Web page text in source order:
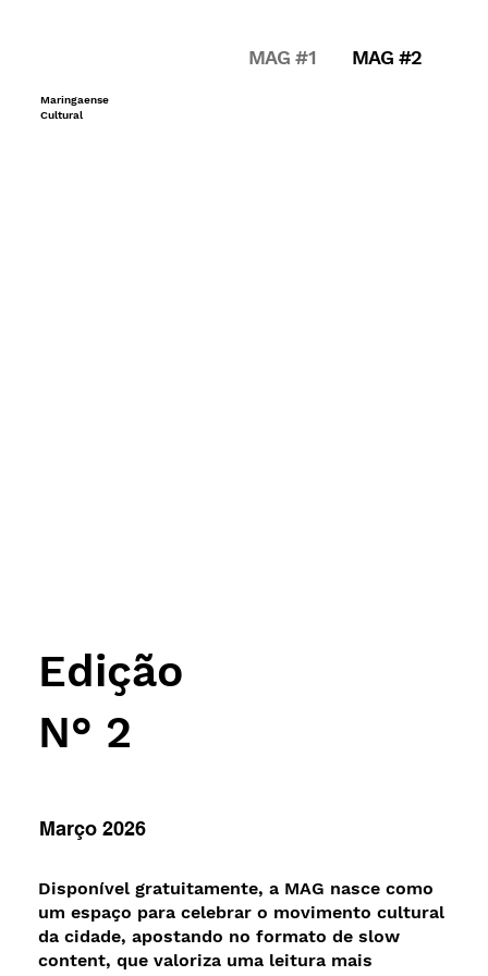
MAG #1 MAG #2
Maringaense
Cultural
Edição
N° 2
Março 2026
Disponível gratuitamente, a MAG nasce como
um espaço para celebrar o movimento cultural
da cidade, apostando no formato de slow
content, que valoriza uma leitura mais